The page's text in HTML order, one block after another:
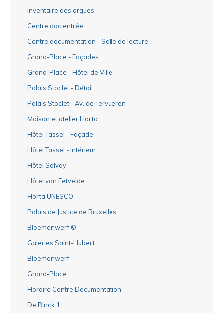
Inventaire des orgues
Centre doc entrée
Centre documentation - Salle de lecture
Grand-Place - Façades
Grand-Place - Hôtel de Ville
Palais Stoclet - Détail
Palais Stoclet - Av. de Tervueren
Maison et atelier Horta
Hôtel Tassel - Façade
Hôtel Tassel - Intérieur
Hôtel Solvay
Hôtel van Eetvelde
Horta UNESCO
Palais de Justice de Bruxelles
Bloemenwerf ©
Galeries Saint-Hubert
Bloemenwerf
Grand-Place
Horaire Centre Documentation
De Rinck 1